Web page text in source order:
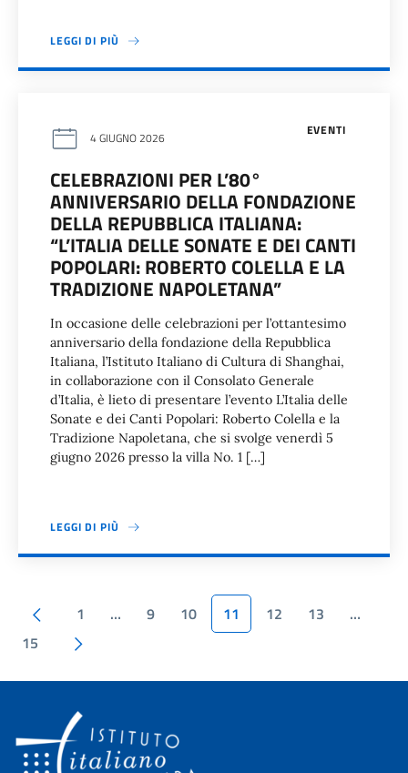
LEGGI DI PIÙ
EVENTI
4 GIUGNO 2026
CELEBRAZIONI PER L’80°
ANNIVERSARIO DELLA FONDAZIONE
DELLA REPUBBLICA ITALIANA:
“L’ITALIA DELLE SONATE E DEI CANTI
POPOLARI: ROBERTO COLELLA E LA
TRADIZIONE NAPOLETANA”
In occasione delle celebrazioni per l’ottantesimo
anniversario della fondazione della Repubblica
Italiana, l’Istituto Italiano di Cultura di Shanghai,
in collaborazione con il Consolato Generale
d’Italia, è lieto di presentare l’evento L’Italia delle
Sonate e dei Canti Popolari: Roberto Colella e la
Tradizione Napoletana, che si svolge venerdì 5
giugno 2026 presso la villa No. 1 […]
LEGGI DI PIÙ
Paginazione
Pagina precedente
1 … 9 10 11 12 13
…
15